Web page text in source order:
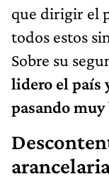
que dirigir el
todos estos
Sobre su
lidero el país
pasando